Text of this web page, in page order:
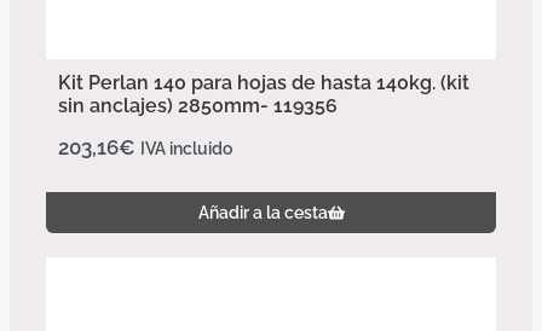
Kit Perlan 140 para hojas de hasta 140kg. (kit
sin anclajes) 2850mm- 119356
203,16€ IVA incluido
Añadir a la cesta